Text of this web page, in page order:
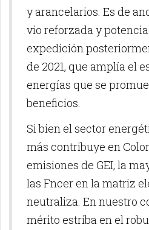
y arancelarios. Es de
vio reforzada y
expedición
de 2021, que amplía el
energías que se
beneficios.
Si bien el sector
más contribuye en
emisiones de GEI, la
las Fncer en la matriz
neutraliza. En nuestro
mérito estriba en el